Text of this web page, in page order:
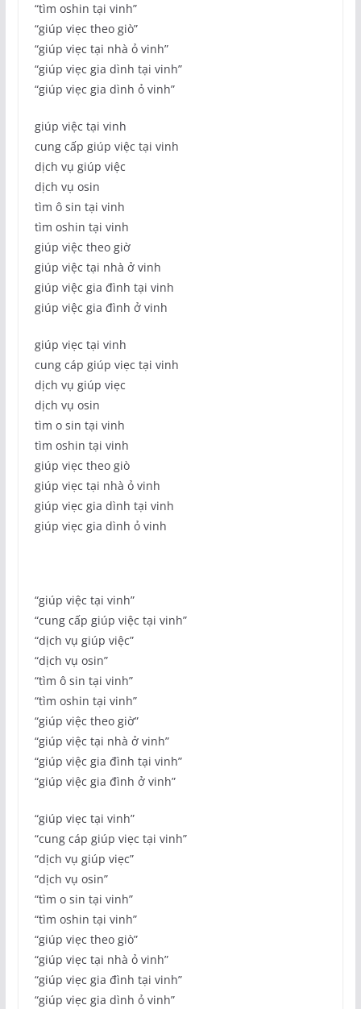
“tìm oshin tại vinh”
“giúp viẹc theo giò”
“giúp viẹc tại nhà ỏ vinh”
“giúp viẹc gia dình tại vinh”
“giúp viẹc gia dình ỏ vinh”
giúp việc tại vinh
cung cấp giúp việc tại vinh
dịch vụ giúp việc
dịch vụ osin
tìm ô sin tại vinh
tìm oshin tại vinh
giúp việc theo giờ
giúp việc tại nhà ở vinh
giúp việc gia đình tại vinh
giúp việc gia đình ở vinh
giúp viẹc tại vinh
cung cáp giúp viẹc tại vinh
dịch vụ giúp viẹc
dịch vụ osin
tìm o sin tại vinh
tìm oshin tại vinh
giúp viẹc theo giò
giúp viẹc tại nhà ỏ vinh
giúp viẹc gia dình tại vinh
giúp viẹc gia dình ỏ vinh
“giúp việc tại vinh”
“cung cấp giúp việc tại vinh”
“dịch vụ giúp việc”
“dịch vụ osin”
“tìm ô sin tại vinh”
“tìm oshin tại vinh”
“giúp việc theo giờ”
“giúp việc tại nhà ở vinh”
“giúp việc gia đình tại vinh”
“giúp việc gia đình ở vinh”
“giúp viẹc tại vinh”
“cung cáp giúp viẹc tại vinh”
“dịch vụ giúp viẹc”
“dịch vụ osin”
“tìm o sin tại vinh”
“tìm oshin tại vinh”
“giúp viẹc theo giò”
“giúp viẹc tại nhà ỏ vinh”
“giúp viẹc gia đình tại vinh”
“giúp viẹc gia dình ỏ vinh”